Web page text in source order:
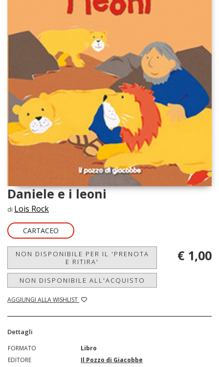
Daniele e i leoni
di Lois Rock
CARTACEO
NON DISPONIBILE PER IL 'PRENOTA
E RITIRA'
NON DISPONIBILE ALL'ACQUISTO
AGGIUNGI ALLA WISHLIST
€ 1,00
Dettagli
FORMATO
Libro
EDITORE
Il Pozzo di Giacobbe